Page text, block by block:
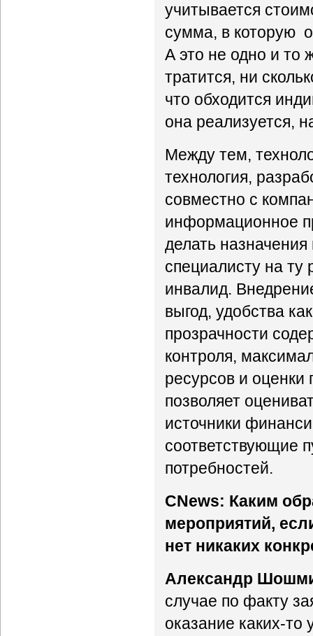
учитывается
сумма, в которую
А это не одно и то
тратится, ни
что обходится
она реализуется,
Между тем,
технология,
совместно с
информационное
делать
специалисту на ту
инвалид.
выгод, удобства
прозрачности
контроля,
ресурсов и оценки
позволяет
источники
соответствующие
потребностей.
CNews: Каким
мероприятий,
нет никаких
Александр
случае по факту
оказание каких-то